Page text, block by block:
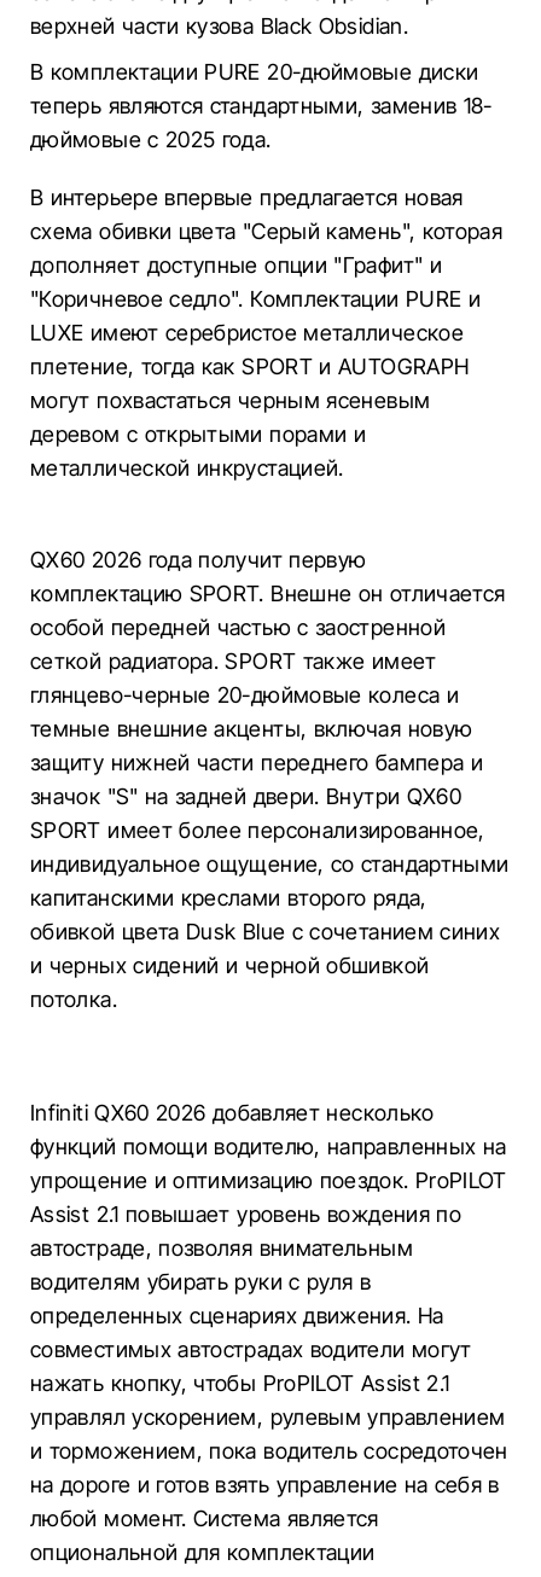
верхней части кузова Black Obsidian.
В комплектации PURE 20-дюймовые диски
теперь являются стандартными, заменив 18-
дюймовые с 2025 года.
В интерьере впервые предлагается новая
схема обивки цвета "Серый камень", которая
дополняет доступные опции "Графит" и
"Коричневое седло". Комплектации PURE и
LUXE имеют серебристое металлическое
плетение, тогда как SPORT и AUTOGRAPH
могут похвастаться черным ясеневым
деревом с открытыми порами и
металлической инкрустацией.
QX60 2026 года получит первую
комплектацию SPORT. Внешне он отличается
особой передней частью с заостренной
сеткой радиатора. SPORT также имеет
глянцево-черные 20-дюймовые колеса и
темные внешние акценты, включая новую
защиту нижней части переднего бампера и
значок "S" на задней двери. Внутри QX60
SPORT имеет более персонализированное,
индивидуальное ощущение, со стандартными
капитанскими креслами второго ряда,
обивкой цвета Dusk Blue с сочетанием синих
и черных сидений и черной обшивкой
потолка.
Infiniti QX60 2026 добавляет несколько
функций помощи водителю, направленных на
упрощение и оптимизацию поездок. ProPILOT
Assist 2.1 повышает уровень вождения по
автостраде, позволяя внимательным
водителям убирать руки с руля в
определенных сценариях движения. На
совместимых автострадах водители могут
нажать кнопку, чтобы ProPILOT Assist 2.1
управлял ускорением, рулевым управлением
и торможением, пока водитель сосредоточен
на дороге и готов взять управление на себя в
любой момент. Система является
опциональной для комплектации